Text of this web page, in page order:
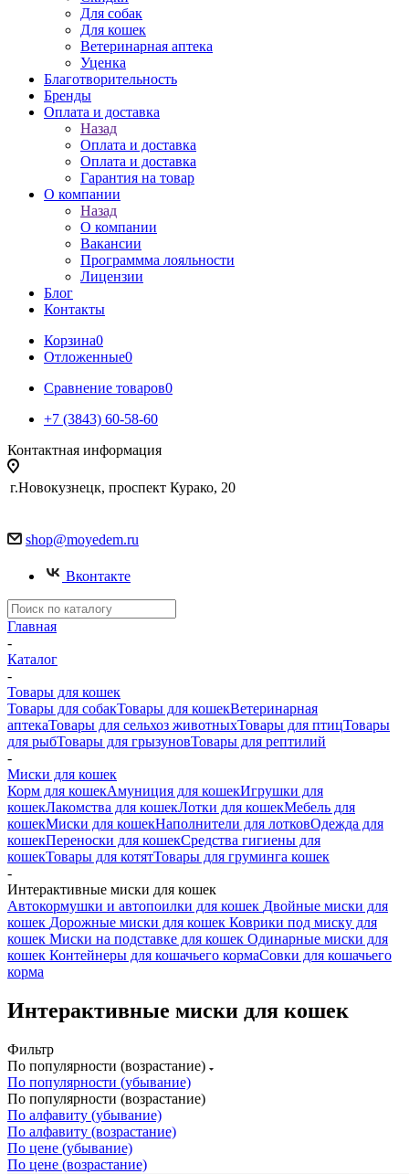
Для собак
Для кошек
Ветеринарная аптека
Уценка
Благотворительность
Бренды
Оплата и доставка
Назад
Оплата и доставка
Оплата и доставка
Гарантия на товар
О компании
Назад
О компании
Вакансии
Программма лояльности
Лицензии
Блог
Контакты
Корзина0
Отложенные0
Сравнение товаров0
+7 (3843) 60-58-60
Контактная информация
г.Новокузнецк, проспект Курако, 20
shop@moyedem.ru
Вконтакте
Главная
-
Каталог
-
Товары для кошек
Товары для собакТовары для кошекВетеринарная
аптекаТовары для сельхоз животныхТовары для птицТовары
для рыбТовары для грызуновТовары для рептилий
-
Миски для кошек
Корм для кошекАмуниция для кошекИгрушки для
кошекЛакомства для кошекЛотки для кошекМебель для
кошекМиски для кошекНаполнители для лотковОдежда для
кошекПереноски для кошекСредства гигиены для
кошекТовары для котятТовары для груминга кошек
-
Интерактивные миски для кошек
Автокормушки и автопоилки для кошек Двойные миски для
кошек Дорожные миски для кошек Коврики под миску для
кошек Миски на подставке для кошек Одинарные миски для
кошек Контейнеры для кошачьего кормаСовки для кошачьего
корма
Интерактивные миски для кошек
Фильтр
По популярности (возрастание)
По популярности (убывание)
По популярности (возрастание)
По алфавиту (убывание)
По алфавиту (возрастание)
По цене (убывание)
По цене (возрастание)